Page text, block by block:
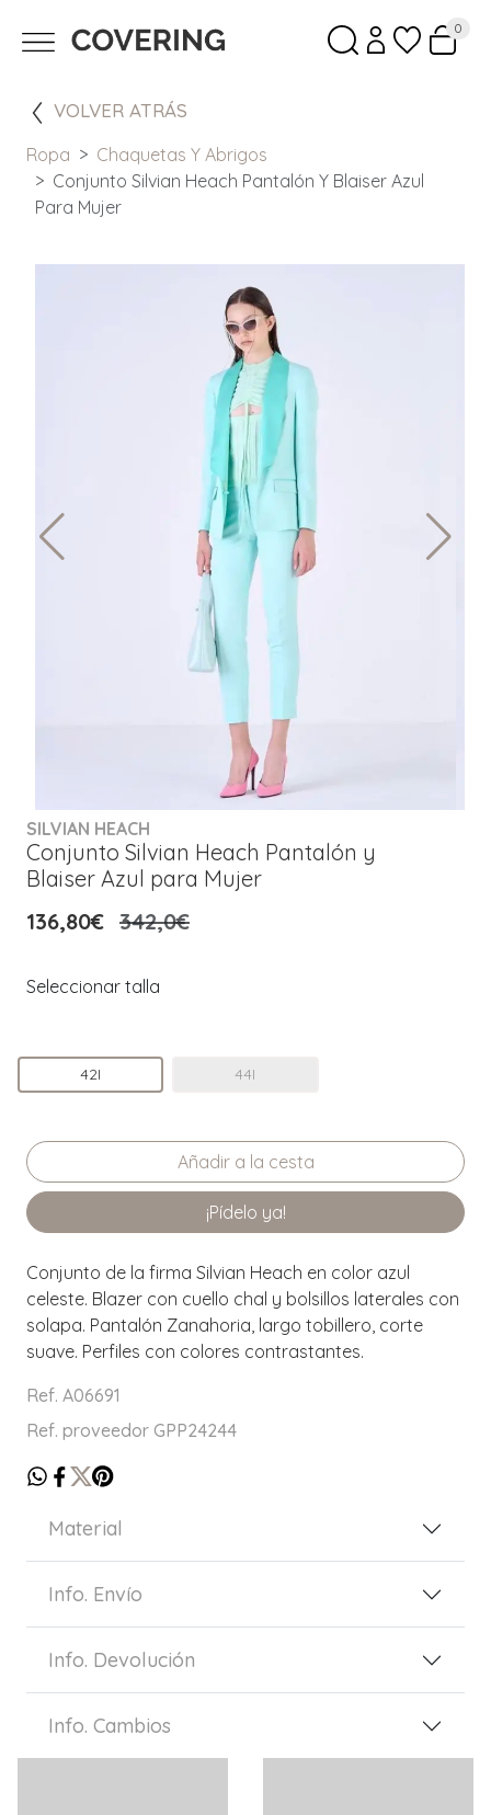
0
VOLVER ATRÁS
Ropa
Chaquetas Y Abrigos
Conjunto Silvian Heach Pantalón Y Blaiser Azul
Para Mujer
SILVIAN HEACH
Conjunto Silvian Heach Pantalón y
Blaiser Azul para Mujer
136,80€ 342,0€
Seleccionar talla
42I 44I
¡Pídelo ya!
Conjunto de la firma Silvian Heach en color azul
celeste. Blazer con cuello chal y bolsillos laterales con
solapa. Pantalón Zanahoria, largo tobillero, corte
suave. Perfiles con colores contrastantes.
Ref. A06691
Ref. proveedor GPP24244
Material
Info. Envío
Info. Devolución
Info. Cambios